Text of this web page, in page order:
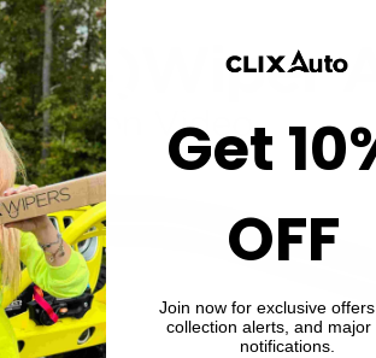
ReproducirGet
OFF
Join now for exclusive
collection alerts, and major
notifications.